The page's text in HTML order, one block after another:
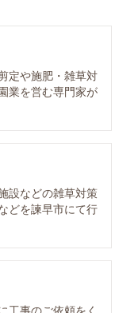
定や施肥・雑草対
業を営む専門家が
設などの雑草対策
どを諫早市にて行
工事のご依頼をく